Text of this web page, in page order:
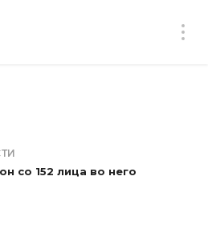
со 152 лица во него